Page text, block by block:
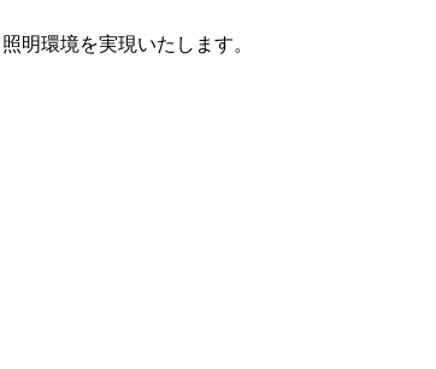
明環境を実現いたします。